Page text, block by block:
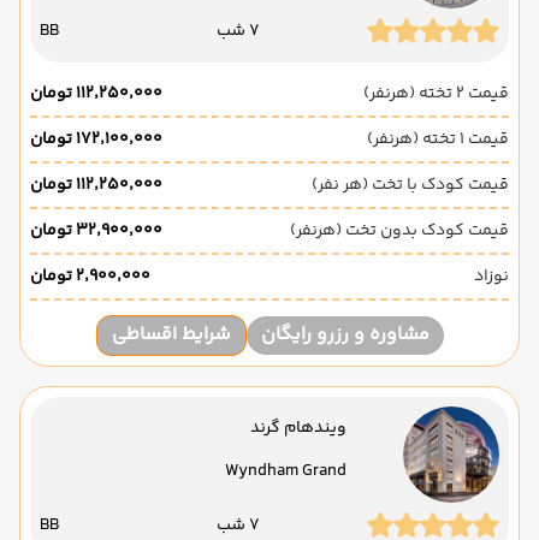
7 شب BB
قیمت 2 تخته (هرنفر)
۱۱۲٬۲۵۰٬۰۰۰ تومان
قیمت 1 تخته (هرنفر)
۱۷۲٬۱۰۰٬۰۰۰ تومان
قیمت کودک با تخت (هر نفر)
۱۱۲٬۲۵۰٬۰۰۰ تومان
قیمت کودک بدون تخت (هرنفر)
۳۲٬۹۰۰٬۰۰۰ تومان
نوزاد
۲٬۹۰۰٬۰۰۰ تومان
مشاوره و رزرو رایگان شرایط اقساطی
ویندهام گرند
Wyndham Grand
7 شب BB